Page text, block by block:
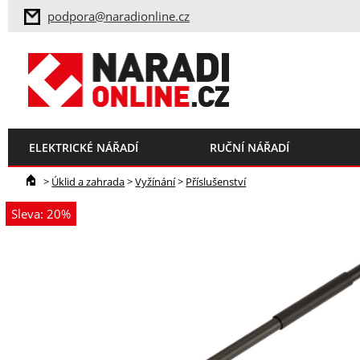
podpora@naradionline.cz
ELEKTRICKÉ NÁŘADÍ RUČNÍ NÁŘADÍ
> Úklid a zahrada>Vyžínání> Příslušenství
Sleva: 20%